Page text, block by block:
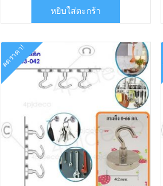
was:
หยิบใส่ตะกร้า
ลดราคา!